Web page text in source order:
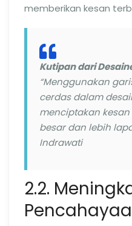
memberikan kesan
Kutipan dari
“Menggunakan
cerdas dalam
menciptakan
besar dan lebih
Indrawati
2.2.